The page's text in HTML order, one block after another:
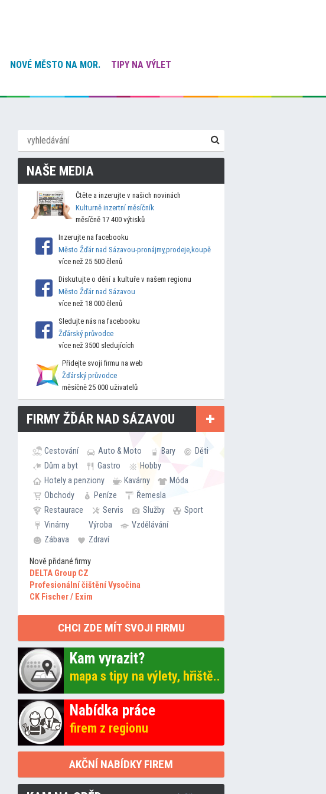
NOVÉ MĚSTO NA MOR.
TIPY NA VÝLET
NAŠE MEDIA
Čtěte a inzerujte v našich novinách
Kulturně inzertní měsíčník
měsíčně 17 400 výtisků
Inzerujte na facebooku
Město Žďár nad Sázavou-pronájmy,prodeje,koupě
více než 25 500 členů
Diskutujte o dění a kultuře v našem regionu
Město Žďár nad Sázavou
více než 18 000 členů
Sledujte nás na facebooku
Žďárský průvodce
více než 3500 sledujících
Přidejte svoji firmu na web
Žďárský průvodce
měsíčně 25 000 uživatelů
FIRMY ŽĎÁR NAD SÁZAVOU
Cestování Auto & Moto Bary
Děti
Dům a byt
Gastro
Hobby
Hotely a penziony
Kavárny
Móda
Obchody
Peníze
Řemesla
Restaurace
Servis Služby
Sport
Vinárny
Výroba
Vzdělávání
Zábava
Zdraví
Nově přidané firmy
DELTA Group CZ
Profesionální čištění Vysočina
CK Fischer / Exim
CHCI ZDE MÍT SVOJI FIRMU
Kam vyrazit?
mapa s tipy na výlety, hřiště..
Nabídka práce
firem z regionu
AKČNÍ NABÍDKY FIREM